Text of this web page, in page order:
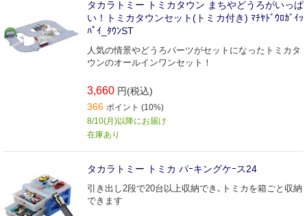
タカラトミー トミカタウン まちやどうろがいっぱ
い！トミカタウンセット(トミカ付き) ﾏﾁﾔﾄﾞｳﾛｶﾞｲｯ
ﾊﾟｲ_ﾀｳﾝST
人気の情景やどうろパーツがセットになったトミカタ
ウンのオールインワンセット！
3,660 円(税込)
366 ポイント (10%)
8/10(月)以降にお届け
在庫あり
タカラトミー トミカ パｰキングケｰス24
引き出し2段で20台以上収納でき､トミカを箱ごと収納
できます